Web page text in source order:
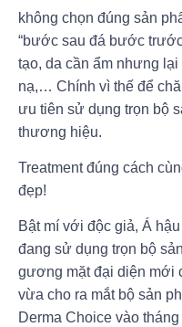
không chọn đúng sản
“bước sau đá bước
tạo, da cần ẩm nhưng
nạ,… Chính vì thế để
ưu tiên sử dụng trọn bộ
thương hiệu.
Treatment đúng cách
đẹp!
Bật mí với độc giả, Á
đang sử dụng trọn bộ
gương mặt đại diện mới
vừa cho ra mắt bộ sản
Derma Choice vào tháng